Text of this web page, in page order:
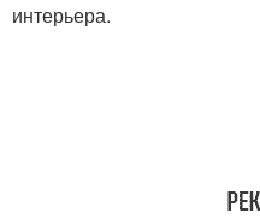
Двери в квартиру
интерьера.